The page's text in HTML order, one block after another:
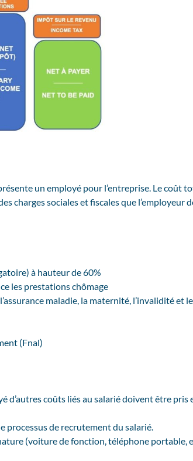
un employé pour l’entreprise. Le
charges sociales et fiscales que
à hauteur de 60%
les prestations chômage
maladie, la maternité, l’invalidité et
(Fnal)
d’autres coûts liés au salarié doivent être pris
processus de recrutement du salarié.
(voiture de fonction, téléphone portable,